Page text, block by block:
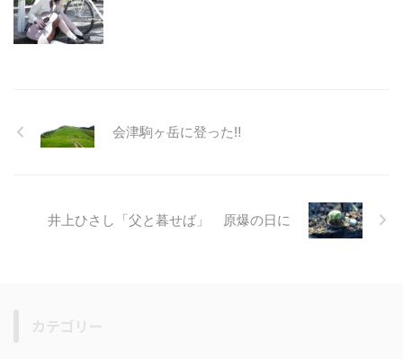
会津駒ヶ岳に登った‼️
井上ひさし「父と暮せば」 原爆の日に